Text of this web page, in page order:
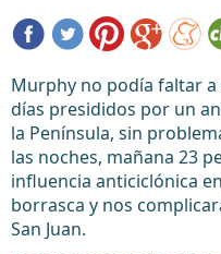
Murphy no podía faltar a
días presididos por un
la Península, sin
las noches, mañana 23
influencia anticiclónica
borrasca y nos
San Juan.